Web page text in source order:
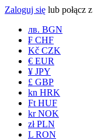
Zaloguj się lub połącz z
лв. BGN
₣ CHF
Kč CZK
€ EUR
¥ JPY
£ GBP
kn HRK
Ft HUF
kr NOK
zł PLN
L RON